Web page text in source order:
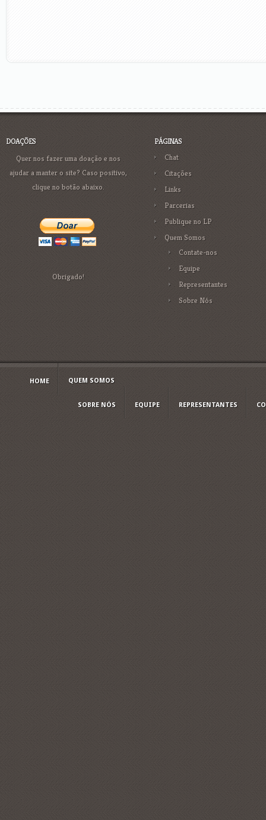
DOAÇÕES
Quer nos fazer uma doação e nos
ajudar a manter o site? Caso positivo,
clique no botão abaixo.
Obrigado!
PÁGINAS
Chat
Citações
Links
Parcerias
Publique no LP
Quem Somos
Contate-nos
Equipe
Representantes
Sobre Nós
HOME QUEM SOMOS
SOBRE NÓS EQUIPE REPRESENTANTES